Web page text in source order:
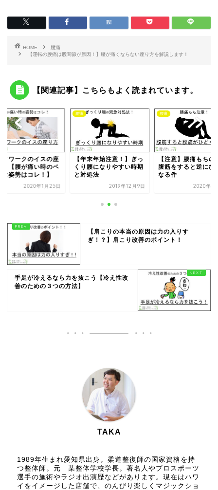
HOME
腰痛
【運転の腰痛は股関節が原因！】腰が痛くならない座り方を解説します！
【関連記事】こちらもよく読まれています。
の座
のベ
】
腰痛
【年末年始注意！】ぎっ
くり腰になりやすい時期
と対処法
腰痛
【注意】腰痛もちの人が
腹筋をすると逆にひどく
腰痛
デス
り方
【肩こりの本当の原因は力の入りす
ぎ！？】肩こり改善のポイント！
手足が冷えるなら力を抜こう【冷え性改
善のための３つの方法】
TAKA
1989年生まれ愛知県出身。柔道整復師の国家資格を持
つ整体師。元 某整体学校学長。著名人やプロスポーツ
選手の施術やラジオ出演歴などがあります。現在はハワ
イをイメージした店舗で、のんびり楽しくマジックショ